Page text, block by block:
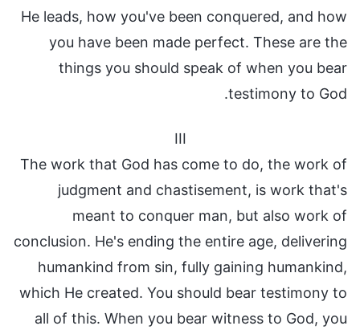
He leads, how you've been conquered, and how
you have been made perfect. These are the
things you should speak of when you bear
testimony to God.
III
The work that God has come to do, the work of
judgment and chastisement, is work that's
meant to conquer man, but also work of
conclusion. He's ending the entire age, delivering
humankind from sin, fully gaining humankind,
which He created. You should bear testimony to
all of this. When you bear witness to God, you